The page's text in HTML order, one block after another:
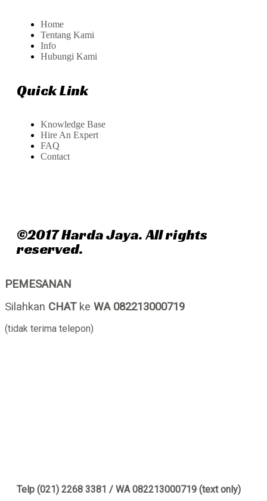
Home
Tentang Kami
Info
Hubungi Kami
Quick Link
Knowledge Base
Hire An Expert
FAQ
Contact
©2017 Harda Jaya. All rights
reserved.
PEMESANAN
Silahkan CHAT ke WA 082213000719
(tidak terima telepon)
Telp (021) 2268 3381 / WA 082213000719 (text only)